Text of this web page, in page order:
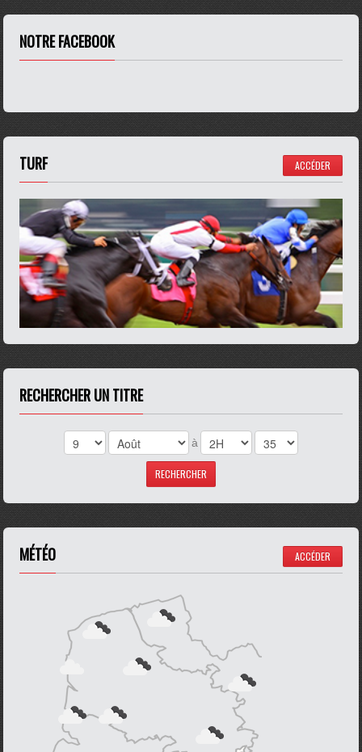
NOTRE FACEBOOK
TURF ACCÉDER
RECHERCHER UN TITRE
à
MÉTÉO ACCÉDER